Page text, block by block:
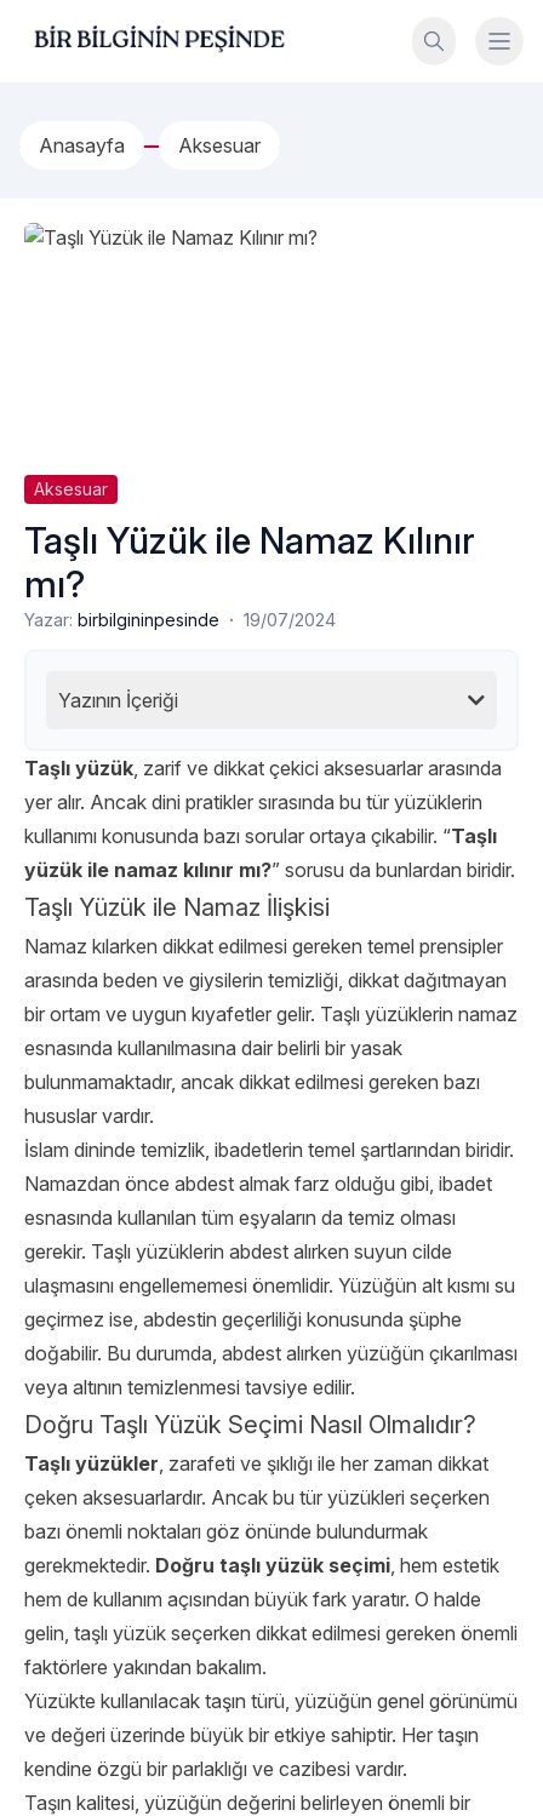
Bir Bilginin Peşinde!
Anasayfa Aksesuar
Aksesuar
Taşlı Yüzük ile Namaz Kılınır
mı?
Yazar: birbilgininpesinde · 19/07/2024
Yazının İçeriği
Taşlı yüzük, zarif ve dikkat çekici aksesuarlar arasında
yer alır. Ancak dini pratikler sırasında bu tür yüzüklerin
kullanımı konusunda bazı sorular ortaya çıkabilir. “Taşlı
yüzük ile namaz kılınır mı?” sorusu da bunlardan biridir.
Taşlı Yüzük ile Namaz İlişkisi
Namaz kılarken dikkat edilmesi gereken temel prensipler
arasında beden ve giysilerin temizliği, dikkat dağıtmayan
bir ortam ve uygun kıyafetler gelir. Taşlı yüzüklerin namaz
esnasında kullanılmasına dair belirli bir yasak
bulunmamaktadır, ancak dikkat edilmesi gereken bazı
hususlar vardır.
İslam dininde temizlik, ibadetlerin temel şartlarından biridir.
Namazdan önce abdest almak farz olduğu gibi, ibadet
esnasında kullanılan tüm eşyaların da temiz olması
gerekir. Taşlı yüzüklerin abdest alırken suyun cilde
ulaşmasını engellememesi önemlidir. Yüzüğün alt kısmı su
geçirmez ise, abdestin geçerliliği konusunda şüphe
doğabilir. Bu durumda, abdest alırken yüzüğün çıkarılması
veya altının temizlenmesi tavsiye edilir.
Doğru Taşlı Yüzük Seçimi Nasıl Olmalıdır?
Taşlı yüzükler, zarafeti ve şıklığı ile her zaman dikkat
çeken aksesuarlardır. Ancak bu tür yüzükleri seçerken
bazı önemli noktaları göz önünde bulundurmak
gerekmektedir. Doğru taşlı yüzük seçimi, hem estetik
hem de kullanım açısından büyük fark yaratır. O halde
gelin, taşlı yüzük seçerken dikkat edilmesi gereken önemli
faktörlere yakından bakalım.
Yüzükte kullanılacak taşın türü, yüzüğün genel görünümü
ve değeri üzerinde büyük bir etkiye sahiptir. Her taşın
kendine özgü bir parlaklığı ve cazibesi vardır.
Taşın kalitesi, yüzüğün değerini belirleyen önemli bir